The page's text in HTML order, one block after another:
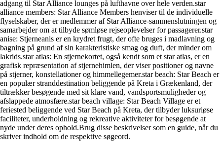
adgang til Star Alliance lounges på lufthavne over hele verden.star
alliance members: Star Alliance Members henviser til de individuelle
flyselskaber, der er medlemmer af Star Alliance-sammenslutningen og
samarbejder om at tilbyde sømløse rejseoplevelser for passagerer.star
anise: Stjerneanis er en krydret frugt, der ofte bruges i madlavning og
bagning på grund af sin karakteristiske smag og duft, der minder om
lakrids.star atlas: En stjernekortet, også kendt som et star atlas, er en
grafisk repræsentation af stjernehimlen, der viser positioner og navne
på stjerner, konstellationer og himmellegemer.star beach: Star Beach er
en populær stranddestination beliggende på Kreta i Grækenland, der
tiltrækker besøgende med sit klare vand, vandsportsmuligheder og
afslappede atmosfære.star beach village: Star Beach Village er et
feriested beliggende ved Star Beach på Kreta, der tilbyder luksuriøse
faciliteter, underholdning og rekreative aktiviteter for besøgende at
nyde under deres ophold.Brug disse beskrivelser som en guide, når du
skriver indhold om de respektive søgeord.